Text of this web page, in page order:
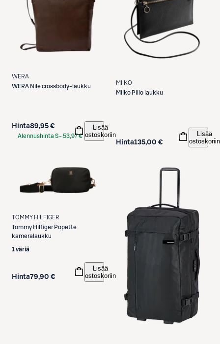
WERA
WERA Nile crossbody-laukku
Hinta89,95 €
Alennushinta S-53,97 €
Lisää
ostoskoriin
MIIKO
Miiko Piilo laukku
Hinta135,00 €
Lisää
ostoskoriin
TOMMY HILFIGER
Tommy Hilfiger Popette
kameralaukku
1 väriä
Hinta79,90 €
Lisää
ostoskoriin